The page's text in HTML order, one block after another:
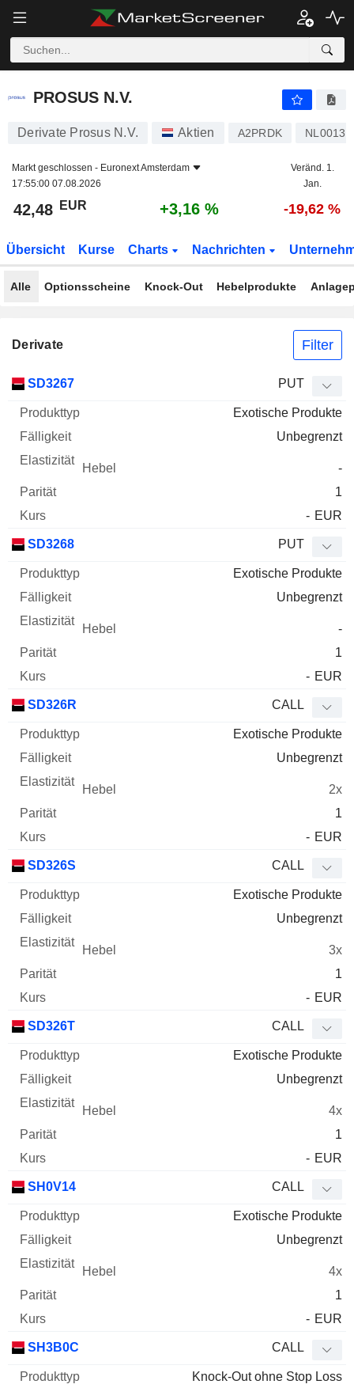
PROSUS N.V.
PROSUS N.V.
Derivate Prosus N.V. Aktien A2PRDK
Markt geschlossen - Euronext Amsterdam
17:55:00 07.08.2026
Veränd. 1.
Jan.
42,48 EUR +3,16 % -19,62 %
Übersicht Kurse Charts Nachrichten
Alle Optionsscheine Knock-Out Hebelprodukte
Derivate Filter
WKN Typ Hebel Parität
SD3267 PUT
Exotische Produkte
Unbegrenzt
-
1
- EUR
SD3268 PUT
Exotische Produkte
Unbegrenzt
-
1
- EUR
SD326R CALL
Exotische Produkte
Unbegrenzt
2x
1
- EUR
SD326S CALL
Exotische Produkte
Unbegrenzt
3x
1
- EUR
SD326T CALL
Exotische Produkte
Unbegrenzt
4x
1
- EUR
SH0V14 CALL
Exotische Produkte
Unbegrenzt
4x
1
- EUR
SH3B0C CALL
Knock-Out ohne Stop Loss